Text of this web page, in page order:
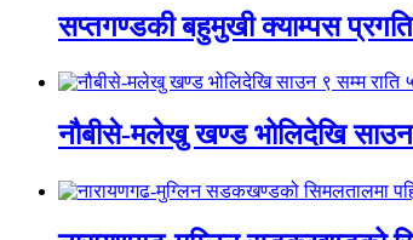
सप्तगण्डकी बहुमुखी क्याम्पस
नौबीसे-मलेखु खण्ड भोलिदेखि साउन